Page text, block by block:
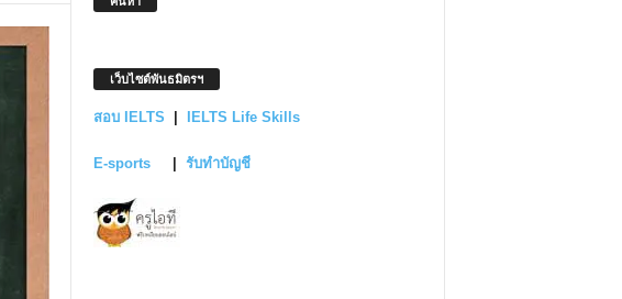
เว็บไซต์พันธมิตรฯ
สอบ IELTS IELTS Life Skills
E-sports รับทำบัญชี